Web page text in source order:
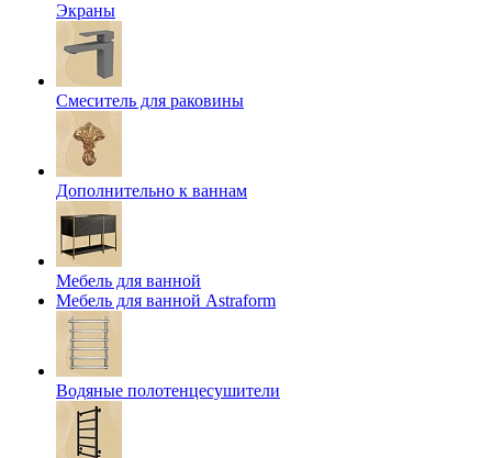
Экраны
Смеситель для раковины
Дополнительно к ваннам
Мебель для ванной
Мебель для ванной Astraform
Водяные полотенцесушители